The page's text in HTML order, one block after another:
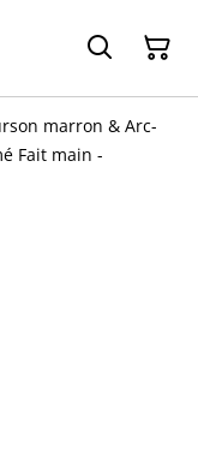
marron & Arc-
Fait main -